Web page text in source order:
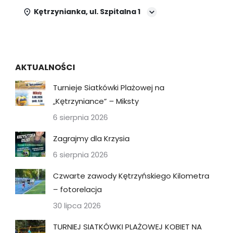
Kętrzynianka, ul. Szpitalna 1
AKTUALNOŚCI
Turnieje Siatkówki Plażowej na
„Kętrzyniance” – Miksty
6 sierpnia 2026
Zagrajmy dla Krzysia
6 sierpnia 2026
Czwarte zawody Kętrzyńskiego Kilometra
– fotorelacja
30 lipca 2026
TURNIEJ SIATKÓWKI PLAŻOWEJ KOBIET NA